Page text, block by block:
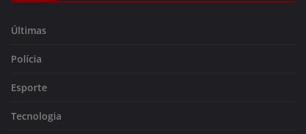
Últimas
Polícia
Esporte
Tecnologia